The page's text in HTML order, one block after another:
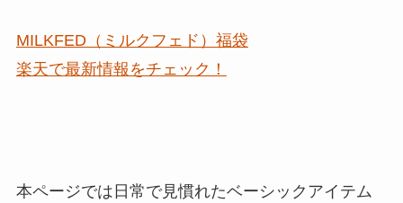
MILKFED（ミルクフェド）福袋
楽天で最新情報をチェック！
本ページでは日常で見慣れたベーシックアイテム